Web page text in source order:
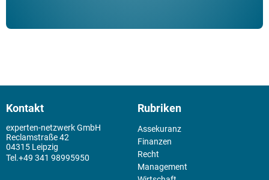
Kontakt
experten-netzwerk GmbH
Reclamstraße 42
04315 Leipzig
+49 341 98995950
Rubriken
Assekuranz
Finanzen
Recht
Management